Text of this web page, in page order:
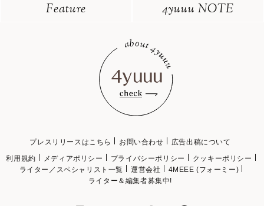
Feature
4yuuu NOTE
プレスリリースはこちら お問い合わせ
広告出稿について
利用規約
メディアポリシー プライバシーポリシー
クッキーポリシー
ライター／スペシャリスト一覧
運営会社
4MEEE (フォーミー)
ライター＆編集者募集中!